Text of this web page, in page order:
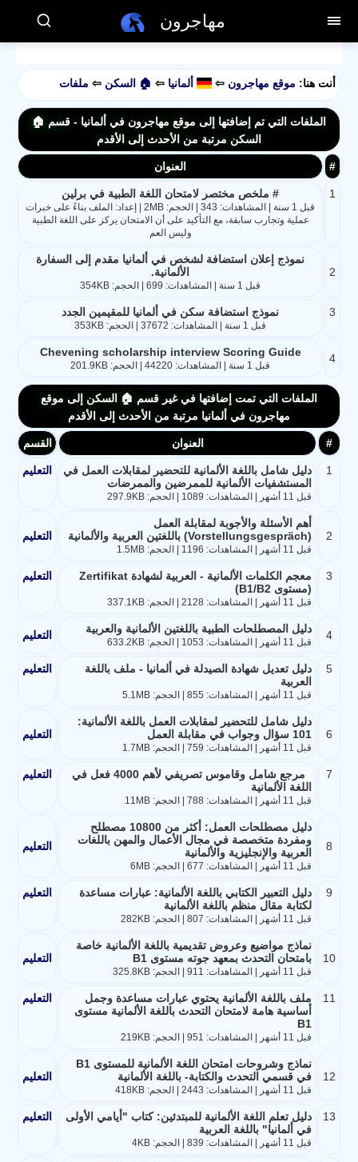
مهاجرون
أنت هنا: موقع مهاجرون ⇦ ألمانيا ⇦ 🏠 السكن ⇦ملفات
الملفات التي تم إضافتها إلى موقع مهاجرون في ألمانيا - قسم 🏠
السكن مرتبة من الأحدث إلى الأقدم
# العنوان
1 # ملخص مختصر لامتحان اللغة الطبية في برلين
قبل 1 سنة | المشاهدات: 343 | الحجم: 2MB | إعداد: الملف بناءً على خبرات
عملية وتجارب سابقة، مع التأكيد على أن الامتحان يركز على اللغة الطبية
وليس العم
2
نموذج إعلان استضافة لشخص في ألمانيا مقدم إلى السفارة
الألمانية.
قبل 1 سنة | المشاهدات: 699 | الحجم: 354KB
3 نموذج استضافة سكن في ألمانيا للمقيمين الجدد
قبل 1 سنة | المشاهدات: 37672 | الحجم: 353KB
4
Chevening scholarship interview Scoring Guide
قبل 1 سنة | المشاهدات: 44220 | الحجم: 201.9KB
الملفات التي تمت إضافتها في غير قسم 🏠 السكن إلى موقع
مهاجرون في ألمانيا مرتبة من الأحدث إلى الأقدم
# العنوان القسم
1
دليل شامل باللغة الألمانية للتحضير لمقابلات العمل في
المستشفيات الألمانية للممرضين والممرضات
قبل 11 أشهر | المشاهدات: 1089 | الحجم: 297.9KB
التعليم
2
أهم الأسئلة والأجوبة لمقابلة العمل
(Vorstellungsgespräch) باللغتين العربية والألمانية
قبل 11 أشهر | المشاهدات: 1196 | الحجم: 1.5MB
التعليم
3
معجم الكلمات الألمانية - العربية لشهادة Zertifikat
(مستوى B1/B2)
قبل 11 أشهر | المشاهدات: 2128 | الحجم: 337.1KB
التعليم
4 دليل المصطلحات الطبية باللغتين الألمانية والعربية
قبل 11 أشهر | المشاهدات: 1053 | الحجم: 633.2KB
التعليم
5
دليل تعديل شهادة الصيدلة في ألمانيا - ملف باللغة
العربية
قبل 11 أشهر | المشاهدات: 855 | الحجم: 5.1MB
التعليم
6
دليل شامل للتحضير لمقابلات العمل باللغة الألمانية:
101 سؤال وجواب في مقابلة العمل
قبل 11 أشهر | المشاهدات: 759 | الحجم: 1.7MB
التعليم
7
مرجع شامل وقاموس تصريفي لأهم 4000 فعل في
اللغة الألمانية
قبل 11 أشهر | المشاهدات: 788 | الحجم: 11MB
التعليم
8
دليل مصطلحات العمل: أكثر من 10800 مصطلح
ومفردة متخصصة في مجال الأعمال والمهن باللغات
العربية والإنجليزية والألمانية
قبل 11 أشهر | المشاهدات: 677 | الحجم: 6MB
التعليم
9
دليل التعبير الكتابي باللغة الألمانية: عبارات مساعدة
لكتابة مقال منظم باللغة الألمانية
قبل 11 أشهر | المشاهدات: 807 | الحجم: 282KB
التعليم
10
نماذج مواضيع وعروض تقديمية باللغة الألمانية خاصة
بامتحان التحدث بمعهد جوته مستوى B1
قبل 11 أشهر | المشاهدات: 911 | الحجم: 325.8KB
التعليم
11
ملف باللغة الألمانية يحتوي عبارات مساعدة وجمل
أساسية هامة لامتحان التحدث باللغة الألمانية مستوى
B1
قبل 11 أشهر | المشاهدات: 951 | الحجم: 219KB
التعليم
12
نماذج وشروحات امتحان اللغة الألمانية للمستوى B1
في قسمي التحدث والكتابة- باللغة الألمانية
قبل 11 أشهر | المشاهدات: 2443 | الحجم: 418KB
التعليم
13
دليل تعلم اللغة الألمانية للمبتدئين: كتاب "أيامي الأولى
في ألمانيا" باللغة العربية
قبل 11 أشهر | المشاهدات: 839 | الحجم: 4KB
التعليم